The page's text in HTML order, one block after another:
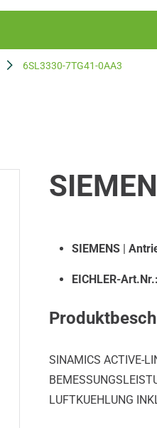
6SL3330-7TG41-0AA3
SIEMENS |
EICHLER-Art.Nr.:
SINAMICS ACTIVE-
LUFTKUEHLUNG